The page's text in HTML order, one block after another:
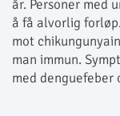
år. Personer med
å få alvorlig
mot
man immun.
med denguefeber